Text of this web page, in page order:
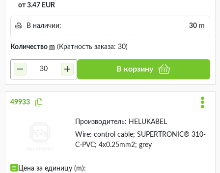
от 3.47 EUR
В наличии: 30m
Количество m (Кратность заказа: 30)
В корзину
49933
Производитель: HELUKABEL
Wire: control cable; SUPERTRONIC® 310-
C-PVC; 4x0.25mm2; grey
Цена за единицу (m):